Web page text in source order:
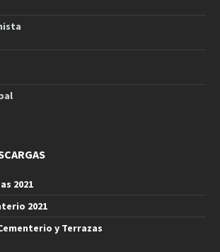
2021
2021
y Terrazas